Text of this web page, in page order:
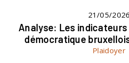
21/05/2026
Analyse: Les indicateurs
démocratique
Plaidoyer